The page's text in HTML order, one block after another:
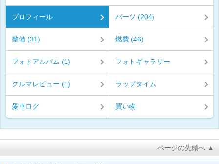
プロフィール パーツ (204)
整備 (31) 燃費 (46)
フォトアルバム (1) フォトギャラリー
クルマレビュー (1) ラップタイム
愛車ログ 買い物
ページの先頭へ ▲